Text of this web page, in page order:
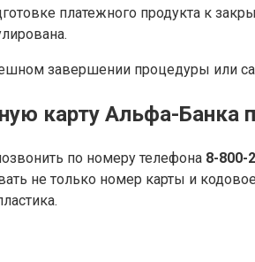
платежного продукта к
завершении процедуры или
карту Альфа-Банка
по номеру телефона 8-800-
не только номер карты и